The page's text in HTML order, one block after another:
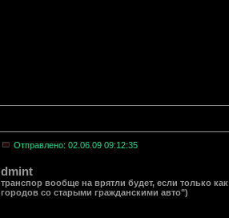
Отправлено: 02.06.09 09:12:35
dmint
транспор вообще на врятли будет, если только
городов со старыми гражданскими авто")